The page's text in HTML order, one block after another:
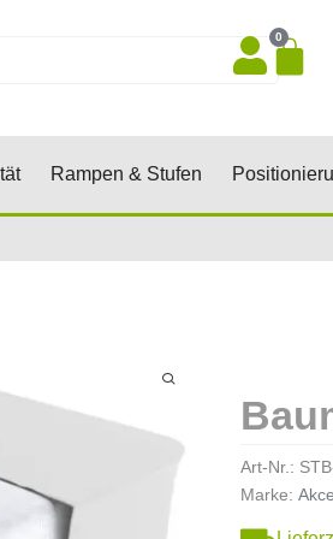
0
Öffne Mobilität
Rampen & Stufen Öffne
Art-Nr.:
Marke: